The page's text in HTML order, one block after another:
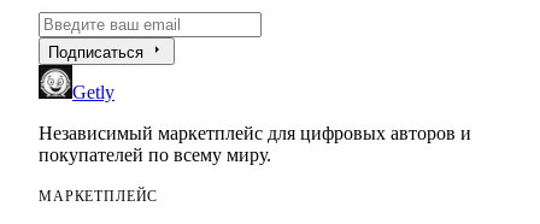
Подписаться arrow_right
Getly
Независимый маркетплейс для цифровых авторов и
покупателей по всему миру.
МАРКЕТПЛЕЙС